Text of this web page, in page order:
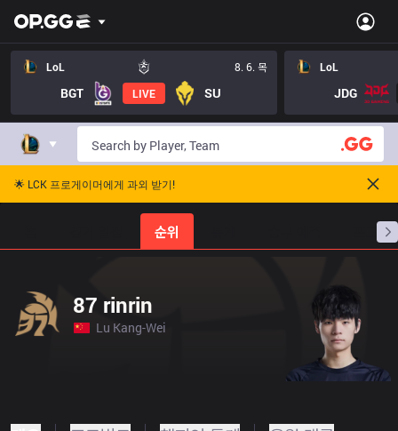
LoL 8. 6. 목
BGT LIVE SU
LoL
JDG
🌟 LCK 프로게이머에게 과외 받기!
순위 프로빌
87 rinrin
Lu Kang-Wei